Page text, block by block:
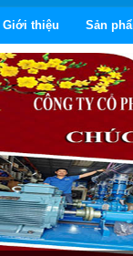
Giới thiệu Sản